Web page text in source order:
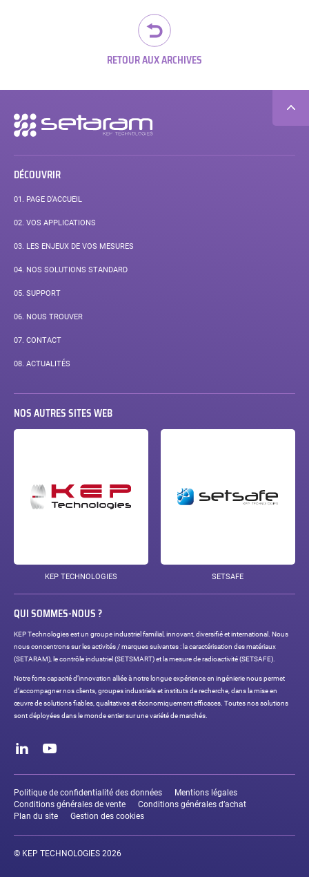
RETOUR AUX ARCHIVES
Navigation
secondaire
DÉCOUVRIR
01. PAGE D’ACCUEIL
02. VOS APPLICATIONS
03. LES ENJEUX DE VOS MESURES
04. NOS SOLUTIONS STANDARD
05. SUPPORT
06. NOUS TROUVER
07. CONTACT
08. ACTUALITÉS
NOS AUTRES SITES WEB
KEP TECHNOLOGIES SETSAFE
QUI SOMMES-NOUS ?
KEP Technologies est un groupe industriel familial, innovant, diversifié et international. Nous
nous concentrons sur les activités / marques suivantes : la caractérisation des matériaux
(SETARAM), le contrôle industriel (SETSMART) et la mesure de radioactivité (SETSAFE).
Notre forte capacité d’innovation alliée à notre longue expérience en ingénierie nous permet
d’accompagner nos clients, groupes industriels et instituts de recherche, dans la mise en
œuvre de solutions fiables, qualitatives et économiquement efficaces. Toutes nos solutions
sont déployées dans le monde entier sur une variété de marchés.
sociaux
légaux
Politique de confidentialité des données
Mentions légales
Conditions générales de vente
Conditions générales d’achat
Plan du site
Gestion des cookies
© KEP TECHNOLOGIES 2026